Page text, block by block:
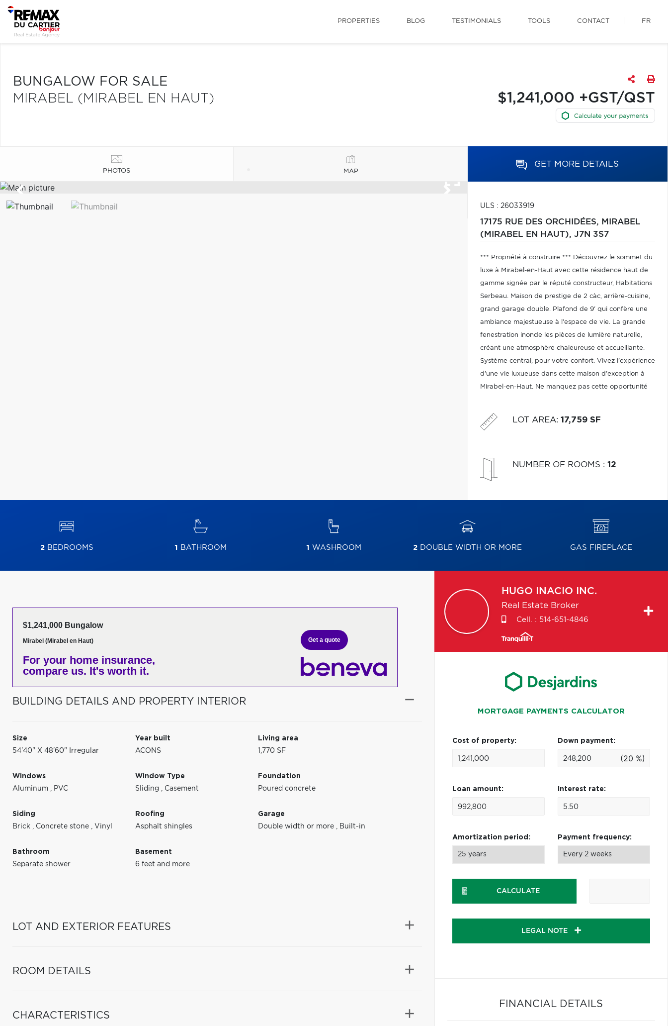
PROPERTIES BLOG TESTIMONIALS TOOLS CONTACT FR
BUNGALOW FOR SALE
MIRABEL (MIRABEL EN HAUT)
$1,241,000 +GST/QST
PHOTOS MAP
GET MORE DETAILS
ULS : 26033919
17175 RUE DES ORCHIDÉES, MIRABEL
(MIRABEL EN HAUT), J7N 3S7
*** Propriété à construire *** Découvrez le sommet du
luxe à Mirabel-en-Haut avec cette résidence haut de
gamme signée par le réputé constructeur, Habitations
Serbeau. Maison de prestige de 2 càc, arrière-cuisine,
grand garage double. Plafond de 9' qui confère une
ambiance majestueuse à l'espace de vie. La grande
fenestration inonde les pièces de lumière naturelle,
créant une atmosphère chaleureuse et accueillante.
Système central, pour votre confort. Vivez l'expérience
d'une vie luxueuse dans cette maison d'exception à
Mirabel-en-Haut. Ne manquez pas cette opportunité
LOT AREA: 17,759 SF
NUMBER OF ROOMS : 12
2BEDROOMS 1 BATHROOM 1 WASHROOM 2 DOUBLE WIDTH OR MORE GAS FIREPLACE
$1,241,000 Bungalow
Mirabel (Mirabel en Haut)
For your home insurance,
compare us. It's worth it.
Get a quote
BUILDING DETAILS AND PROPERTY INTERIOR
Size
54'40" X 48'60" Irregular
Year built
ACONS
Living area
1,770 SF
Windows
Aluminum , PVC
Window Type
Sliding , Casement
Foundation
Poured concrete
Siding
Brick , Concrete stone , Vinyl
Roofing
Asphalt shingles
Garage
Double width or more , Built-in
Bathroom
Separate shower
Basement
6 feet and more
LOT AND EXTERIOR FEATURES
ROOM DETAILS
CHARACTERISTICS
HUGO INACIO INC.
Real Estate Broker
Cell. : 514-651-4846
MORTGAGE PAYMENTS CALCULATOR
Cost of property: Down payment:
(20 %)
Loan amount: Interest rate:
Amortization period: Payment frequency:
CALCULATE
LEGAL NOTE
FINANCIAL DETAILS